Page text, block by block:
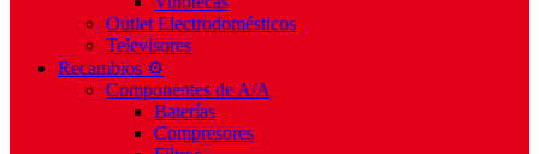
Outlet Electrodomésticos
Televisores
Recambios ⚙️
Componentes de A/A
Baterías
Compresores